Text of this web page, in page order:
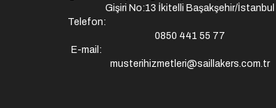
Gişiri No:13 İkitelli Başakşehir/İstanbul
Telefon:
0850 441 55 77
E-mail:
musterihizmetleri@saillakers.com.tr